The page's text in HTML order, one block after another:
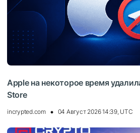
Apple на некоторое время
Store
incrypted.com 04 Август 2026 14:39, UTC